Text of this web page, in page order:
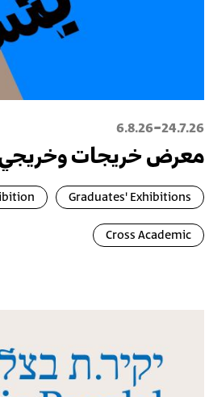
24.7.26
-
6.8.26
معرض خريجات وخريجي
Graduates' Exhibitions
Cross Academic